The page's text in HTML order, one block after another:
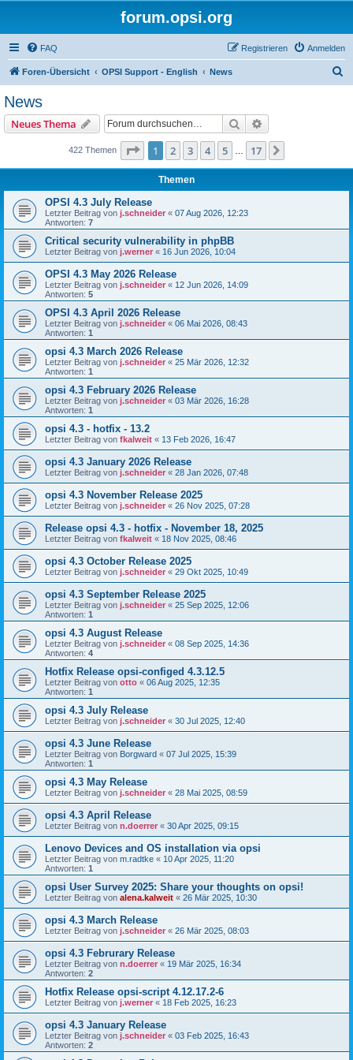
forum.opsi.org
FAQ Anmelden
Registrieren
Foren-Übersicht OPSI Support - English News
News
Neues Thema Suche
422 Themen Seite 1von 17
1 2 3 4 5 17
Themen
OPSI 4.3 July Release
Letzter Beitrag von j.schneider « 07 Aug 2026, 12:23
Antworten: 7
Critical security vulnerability in phpBB
Letzter Beitrag von j.werner « 16 Jun 2026, 10:04
OPSI 4.3 May 2026 Release
Letzter Beitrag von j.schneider « 12 Jun 2026, 14:09
Antworten: 5
OPSI 4.3 April 2026 Release
Letzter Beitrag von j.schneider « 06 Mai 2026, 08:43
Antworten: 1
opsi 4.3 March 2026 Release
Letzter Beitrag von j.schneider « 25 Mär 2026, 12:32
Antworten: 1
opsi 4.3 February 2026 Release
Letzter Beitrag von j.schneider « 03 Mär 2026, 16:28
Antworten: 1
opsi 4.3 - hotfix - 13.2
Letzter Beitrag von fkalweit « 13 Feb 2026, 16:47
opsi 4.3 January 2026 Release
Letzter Beitrag von j.schneider « 28 Jan 2026, 07:48
opsi 4.3 November Release 2025
Letzter Beitrag von j.schneider « 26 Nov 2025, 07:28
Release opsi 4.3 - hotfix - November 18, 2025
Letzter Beitrag von fkalweit « 18 Nov 2025, 08:46
opsi 4.3 October Release 2025
Letzter Beitrag von j.schneider « 29 Okt 2025, 10:49
opsi 4.3 September Release 2025
Letzter Beitrag von j.schneider « 25 Sep 2025, 12:06
Antworten: 1
opsi 4.3 August Release
Letzter Beitrag von j.schneider « 08 Sep 2025, 14:36
Antworten: 4
Hotfix Release opsi-configed 4.3.12.5
Letzter Beitrag von otto « 06 Aug 2025, 12:35
Antworten: 1
opsi 4.3 July Release
Letzter Beitrag von j.schneider « 30 Jul 2025, 12:40
opsi 4.3 June Release
Letzter Beitrag von Borgward « 07 Jul 2025, 15:39
Antworten: 1
opsi 4.3 May Release
Letzter Beitrag von j.schneider « 28 Mai 2025, 08:59
opsi 4.3 April Release
Letzter Beitrag von n.doerrer « 30 Apr 2025, 09:15
Lenovo Devices and OS installation via opsi
Letzter Beitrag von m.radtke « 10 Apr 2025, 11:20
Antworten: 1
opsi User Survey 2025: Share your thoughts on opsi!
Letzter Beitrag von alena.kalweit « 26 Mär 2025, 10:30
opsi 4.3 March Release
Letzter Beitrag von j.schneider « 26 Mär 2025, 08:03
opsi 4.3 Februrary Release
Letzter Beitrag von n.doerrer « 19 Mär 2025, 16:34
Antworten: 2
Hotfix Release opsi-script 4.12.17.2-6
Letzter Beitrag von j.werner « 18 Feb 2025, 16:23
opsi 4.3 January Release
Letzter Beitrag von j.schneider « 03 Feb 2025, 16:43
Antworten: 2